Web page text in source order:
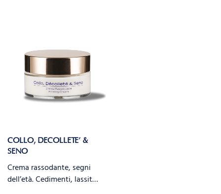
COLLO, DECOLLETE’ &
SENO
Crema rassodante, segni
dell’età. Cedimenti, lassit…